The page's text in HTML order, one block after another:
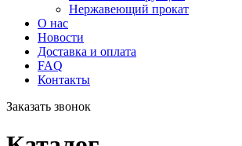
Нержавеющий прокат
О нас
Новости
Доставка и оплата
FAQ
Контакты
Заказать звонок